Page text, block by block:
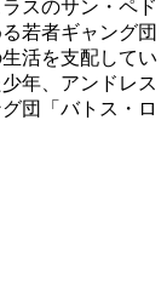
スのサン・ペド
若者ギャング団
活を支配してい
年、アンドレス
団「バトス・ロ